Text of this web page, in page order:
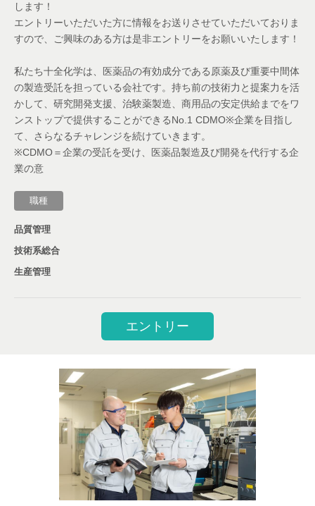
します！
エントリーいただいた方に情報をお送りさせていただいておりま
すので、ご興味のある方は是非エントリーをお願いいたします！
私たち十全化学は、医薬品の有効成分である原薬及び重要中間体
の製造受託を担っている会社です。持ち前の技術力と提案力を活
かして、研究開発支援、治験薬製造、商用品の安定供給までをワ
ンストップで提供することができるNo.1 CDMO※企業を目指し
て、さらなるチャレンジを続けていきます。
※CDMO＝企業の受託を受け、医薬品製造及び開発を代行する企
業の意
職種
品質管理
技術系総合
生産管理
エントリー